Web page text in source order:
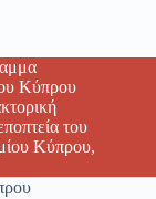
Κύπρου
του
Κύπρου,